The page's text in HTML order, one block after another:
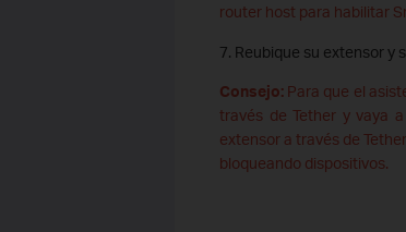
router host para habilitar
7. Reubique su extensor y
Consejo:Para que el
través de Tether y vaya a
extensor a través de
bloqueando dispositivos.